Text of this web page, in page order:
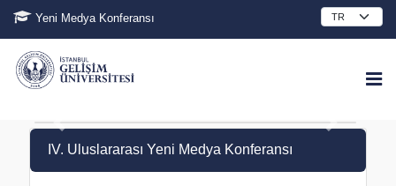
Yeni Medya Konferansı
IV. Uluslararası Yeni Medya Konferansı